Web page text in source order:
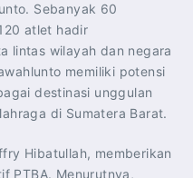
Sebanyak 60
atlet hadir
lintas wilayah dan negara
memiliki potensi
destinasi unggulan
di Sumatera Barat.
Hibatullah, memberikan
PTBA. Menurutnya,